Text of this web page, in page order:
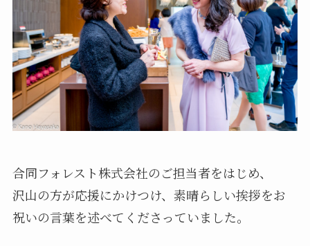
合同フォレスト株式会社のご担当者をはじめ、
沢山の方が応援にかけつけ、素晴らしい挨拶をお
祝いの言葉を述べてくださっていました。